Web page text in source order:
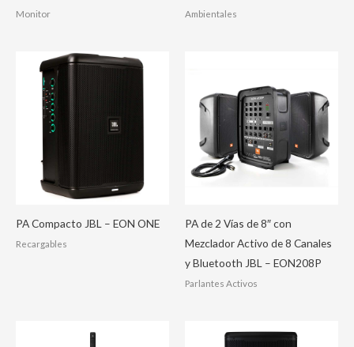
Monitor Ambientales
PA Compacto JBL – EON ONE
Recargables
PA de 2 Vías de 8″ con
Mezclador Activo de 8 Canales
y Bluetooth JBL – EON208P
Parlantes Activos